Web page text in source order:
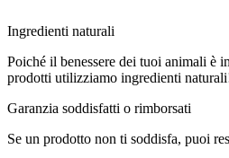
Ingredienti naturali
Poiché il benessere dei tuoi animali è
prodotti utilizziamo ingredienti
Garanzia soddisfatti o rimborsati
Se un prodotto non ti soddisfa, puoi